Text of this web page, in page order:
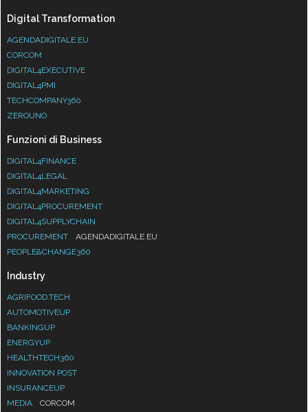
Digital Transformation
AGENDADIGITALE.EU
CORCOM
DIGITAL4EXECUTIVE
DIGITAL4PMI
TECHCOMPANY360
ZEROUNO
Funzioni di Business
DIGITAL4FINANCE
DIGITAL4LEGAL
DIGITAL4MARKETING
DIGITAL4PROCUREMENT
DIGITAL4SUPPLYCHAIN
PROCUREMENT
AGENDADIGITALE.EU
PEOPLE&CHANGE360
Industry
AGRIFOOD.TECH
AUTOMOTIVEUP
BANKINGUP
ENERGYUP
HEALTHTECH360
INNOVATION POST
INSURANCEUP
MEDIA
CORCOM